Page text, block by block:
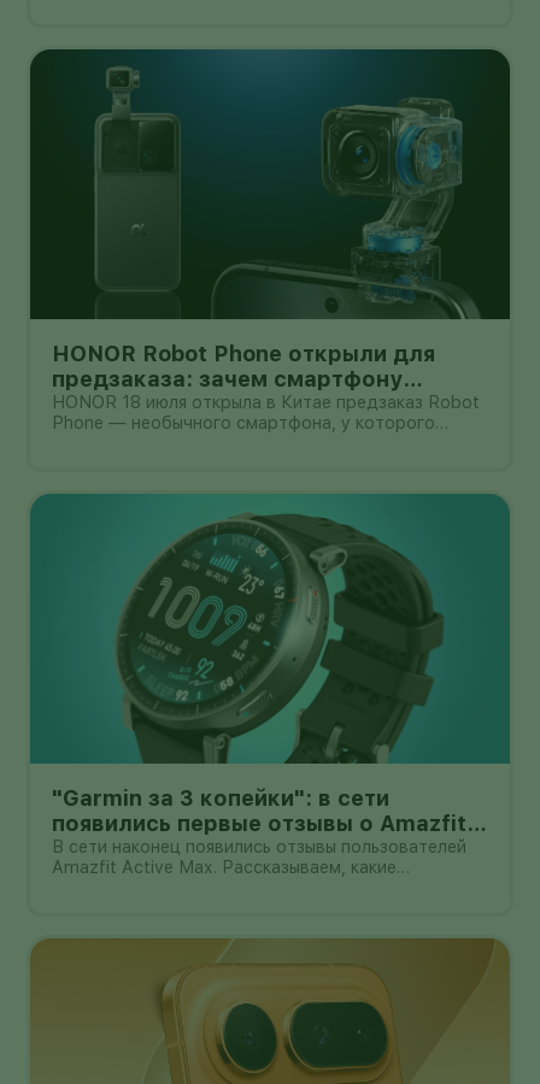
HONOR Robot Phone открыли для
предзаказа: зачем смартфону
камера на роботизированной руке
HONOR 18 июля открыла в Китае предзаказ Robot
Phone — необычного смартфона, у которого
"Garmin за 3 копейки": в сети
появились первые отзывы о Amazfit
Active Max с оффлайн-картами
В сети наконец появились отзывы пользователей
Amazfit Active Max. Рассказываем, какие